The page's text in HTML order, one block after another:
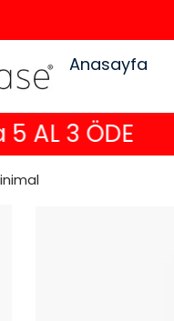
Anasayfa
3 ÖDE